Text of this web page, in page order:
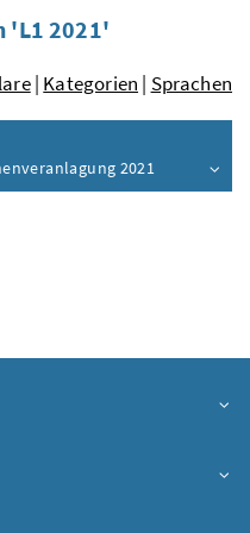
'L1 2021'
| Kategorien | Sprachen
2021